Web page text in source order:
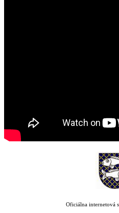
Oficiálna internetová